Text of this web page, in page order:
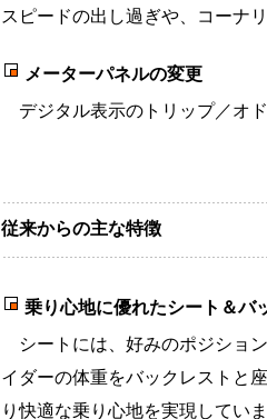
スピードの出し過ぎや、コーナ
メーターパネルの変更
デジタル表示のトリップ／オ
従来からの主な特徴
乗り心地に優れたシート＆バ
シートには、好みのポジショ
イダーの体重をバックレストと
り快適な乗り心地を実現してい